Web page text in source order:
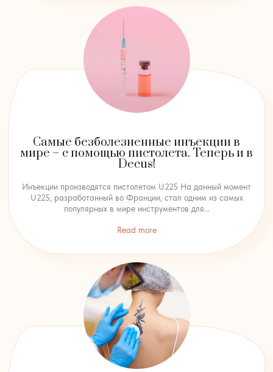
Самые безболезненные инъекции в
мире – с помощью пистолета. Теперь и в
Decus!
Инъекции производятся пистолетом U225 На данный момент
U225, разработанный во Франции, стал одним из самых
популярных в мире инструментов для...
Read more